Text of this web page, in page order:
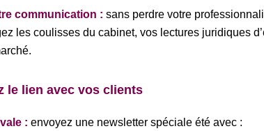
communication : sans perdre votre
les coulisses du cabinet, vos lectures juridiques
le lien avec vos clients
: envoyez une newsletter spéciale été avec :